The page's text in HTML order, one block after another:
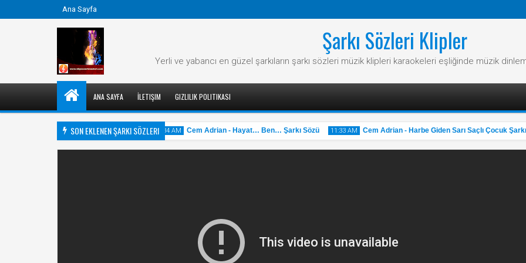
Ana Sayfa
Şarkı Sözleri Klipler
Yerli ve yabancı en güzel şarkıların şarkı sözleri müzik klipleri karaokeleri eşliğinde müzik
ANA SAYFA İLETIŞIM GIZLILIK POLITIKASI
SON EKLENEN ŞARKI SÖZLERI
- Her Aşkın Bir Şarkısı Var Şarkı Sözü 11:34 AM Cem Adrian - Hayat… Ben… Şarkı Sözü 11:33 AM Cem Adrian - Harbe Giden Sarı Saçlı Çocuk Şarkı